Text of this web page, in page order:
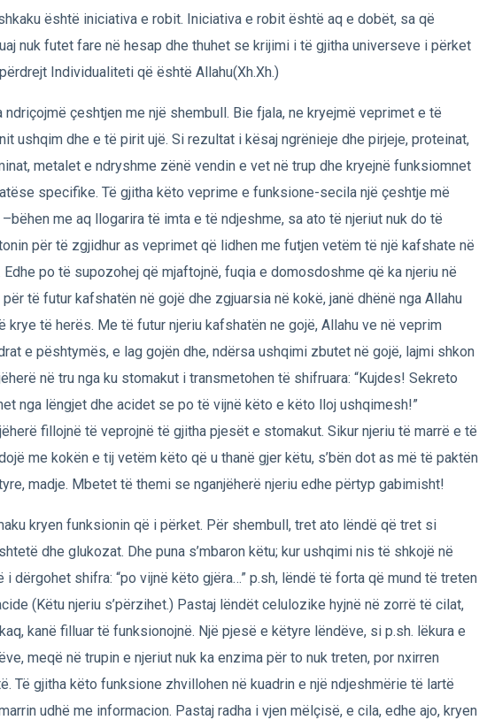
është iniciativa e robit. Iniciativa e robit është aq e dobët, sa që
nuk futet fare në hesap dhe thuhet se krijimi i të gjitha universeve i përket
Individualiteti që është Allahu(Xh.Xh.)
ndriçojmë çeshtjen me një shembull. Bie fjala, ne kryejmë veprimet e të
ushqim dhe e të pirit ujë. Si rezultat i kësaj ngrënieje dhe pirjeje, proteinat,
metalet e ndryshme zënë vendin e vet në trup dhe kryejnë funksiomnet
specifike. Të gjitha këto veprime e funksione-secila një çeshtje më
me aq llogarira të imta e të ndjeshme, sa ato të njeriut nuk do të
për të zgjidhur as veprimet që lidhen me futjen vetëm të një kafshate në
Edhe po të supozohej që mjaftojnë, fuqia e domosdoshme që ka njeriu në
të futur kafshatën në gojë dhe zgjuarsia në kokë, janë dhënë nga Allahu
krye të herës. Me të futur njeriu kafshatën ne gojë, Allahu ve në veprim
e pështymës, e lag gojën dhe, ndërsa ushqimi zbutet në gojë, lajmi shkon
në tru nga ku stomakut i transmetohen të shifruara: “Kujdes! Sekreto
nga lëngjet dhe acidet se po të vijnë këto e këto lloj ushqimesh!”
fillojnë të veprojnë të gjitha pjesët e stomakut. Sikur njeriu të marrë e të
me kokën e tij vetëm këto që u thanë gjer këtu, s’bën dot as më të paktën
madje. Mbetet të themi se nganjëherë njeriu edhe përtyp gabimisht!
kryen funksionin që i përket. Për shembull, tret ato lëndë që tret si
dhe glukozat. Dhe puna s’mbaron këtu; kur ushqimi nis të shkojë në
i dërgohet shifra: “po vijnë këto gjëra…” p.sh, lëndë të forta që mund të treten
(Këtu njeriu s’përzihet.) Pastaj lëndët celulozike hyjnë në zorrë të cilat,
kanë filluar të funksionojnë. Një pjesë e këtyre lëndëve, si p.sh. lëkura e
meqë në trupin e njeriut nuk ka enzima për to nuk treten, por nxirren
Të gjitha këto funksione zhvillohen në kuadrin e një ndjeshmërie të lartë
udhë me informacion. Pastaj radha i vjen mëlçisë, e cila, edhe ajo, kryen